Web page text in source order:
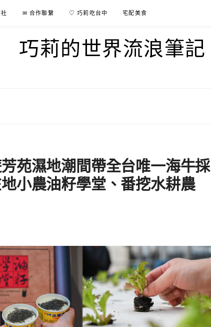
✉ 合作聯繫 ♡ 巧莉吃台中 宅配美食
巧莉的世界流浪筆記
苑濕地潮間帶全台唯一海牛採
小農油籽學堂、番挖水耕農